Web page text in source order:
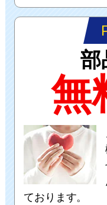
部
無
ております。